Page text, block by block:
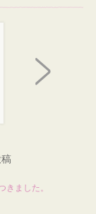
きました。